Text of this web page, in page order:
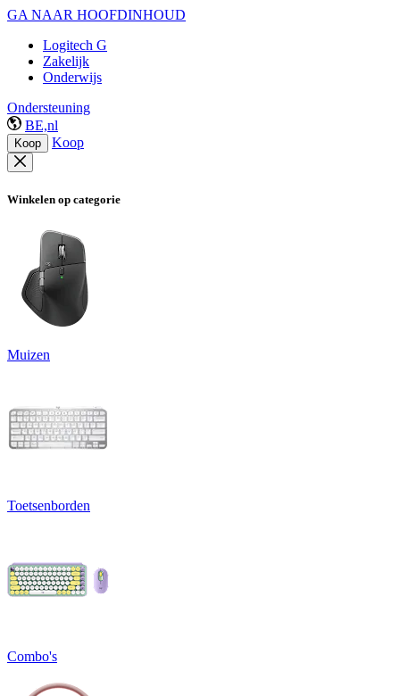
GA NAAR HOOFDINHOUD
Logitech G
Zakelijk
Onderwijs
Ondersteuning
BE,nl
Koop Koop
Winkelen op categorie
Muizen
Toetsenborden
Combo's